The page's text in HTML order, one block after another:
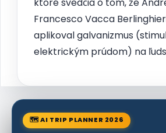
Francesco Vacca
aplikoval galvanizmus
elektrickým prúdom) na
🗺 AI TRIP PLANNER 2026